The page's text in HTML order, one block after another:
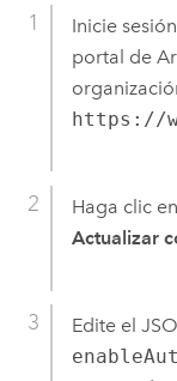
Inicie
portal de
https://
Haga clic en
Actualizar
Edite el